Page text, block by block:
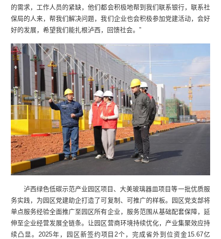
的需求，工作人员的紧缺，他们都会积极地帮到我们联系银行，联系社
保局的人来，帮我们解决问题，我们企业也会积极参加党建活动，会好
好的发展，希望我们能扎根泸西，回馈社会。”
泸西绿色低碳示范产业园区项目、大美玻璃器皿项目等一批优质服
务实践，为园区党建助企打造了可复制、可推广的样板。园区党支部将
单点服务经验全面推广至园区所有企业，服务范围从基础配套保障，延
伸至企业经营发展全链条。让园区营商环境持续优化，产业集聚效应持
续凸显。2025年，园区新签约项目2个，完成省外到位资金15.67亿